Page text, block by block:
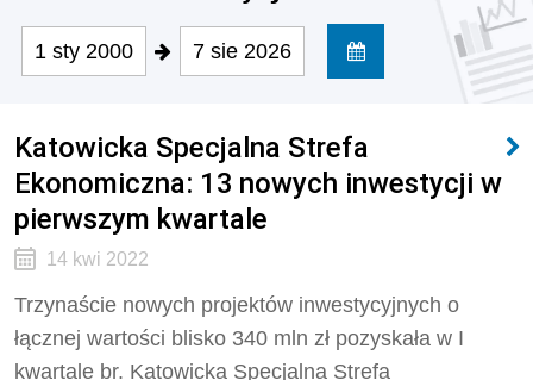
1 sty 2000 7 sie 2026
Katowicka Specjalna Strefa
Ekonomiczna: 13 nowych inwestycji w
pierwszym kwartale
14 kwi 2022
Trzynaście nowych projektów inwestycyjnych o
łącznej wartości blisko 340 mln zł pozyskała w I
kwartale br. Katowicka Specjalna Strefa